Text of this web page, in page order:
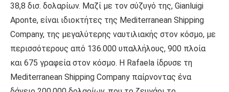
38,8 δισ. δολαρίων. Μαζί με τον σύζυγό της, Gianluigi
Aponte, είναι ιδιοκτήτες της Mediterranean Shipping
Company, της μεγαλύτερης ναυτιλιακής στον κόσμο, με
περισσότερους από 136.000 υπαλλήλους, 900 πλοία
και 675 γραφεία στον κόσμο. Η Rafaela ίδρυσε τη
Mediterranean Shipping Company παίρνοντας ένα